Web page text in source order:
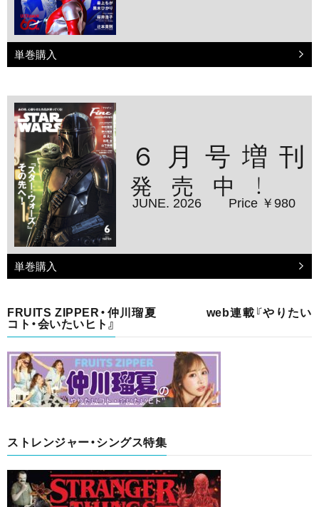
単巻購入
６月号増刊
発売中！
JUNE. 2026 Price ￥980
単巻購入
FRUITS ZIPPER・仲川瑠夏 web連載『やりたい
コト・会いたいヒト』
ストレンジャー・シングス特集